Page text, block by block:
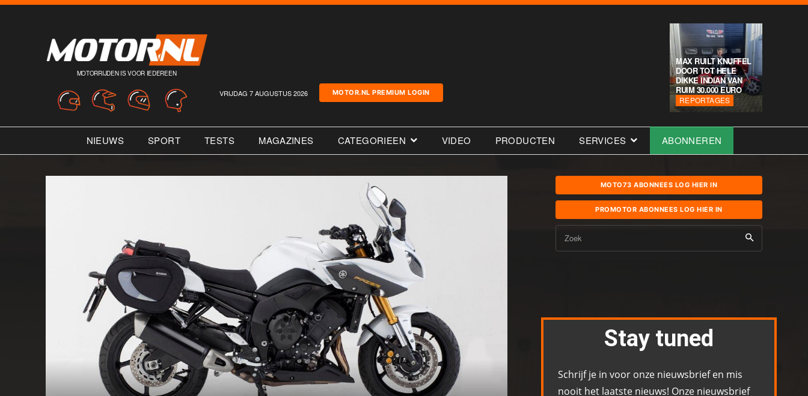
MOTORRIJDEN IS VOOR IEDEREEN
VRIJDAG 7 AUGUSTUS 2026 MOTOR.NL PREMIUM LOGIN
MAX RUILT KNUFFEL
DOOR TOT HELE
DIKKE INDIAN VAN
RUIM 30.000 EURO
REPORTAGES
NIEUWS SPORT TESTS MAGAZINES CATEGORIEEN VIDEO PRODUCTEN SERVICES ABONNEREN
MOTO73 ABONNEES LOG HIER IN
PROMOTOR ABONNEES LOG HIER IN
Zoek
Stay tuned
Schrijf je in voor onze nieuwsbrief en mis
nooit het laatste nieuws! Onze nieuwsbrief